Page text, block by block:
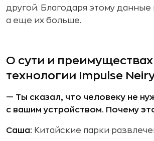
другой. Благодаря этому данные
а еще их больше.
О сути и преимуществах
технологии Impulse
— Ты сказал, что человеку не
с вашим устройством. Почему
Саша: Китайские парки